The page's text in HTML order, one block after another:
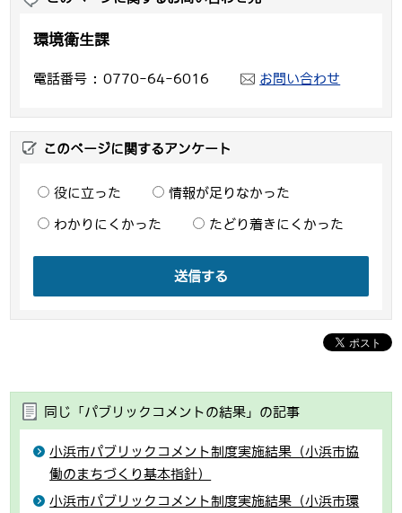
環境衛生課
電話番号 0770-64-6016 お問い合わせ
このページに関するアンケート
役に立った 情報が足りなかった
わかりにくかった たどり着きにくかった
送信する
同じ「パブリックコメントの結果」の記事
小浜市パブリックコメント制度実施結果（小浜市協
働のまちづくり基本指針）
小浜市パブリックコメント制度実施結果（小浜市環